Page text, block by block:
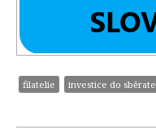
filatelie investice do